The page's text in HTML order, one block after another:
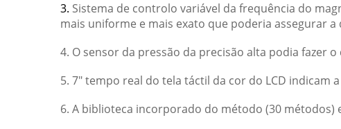
3. Sistema de controlo variável da frequência do
mais uniforme e mais exato que poderia assegurar
4. O sensor da pressão da precisão alta podia fazer
5. 7" tempo real do tela táctil da cor do LCD indicam
6. A biblioteca incorporado do método (30